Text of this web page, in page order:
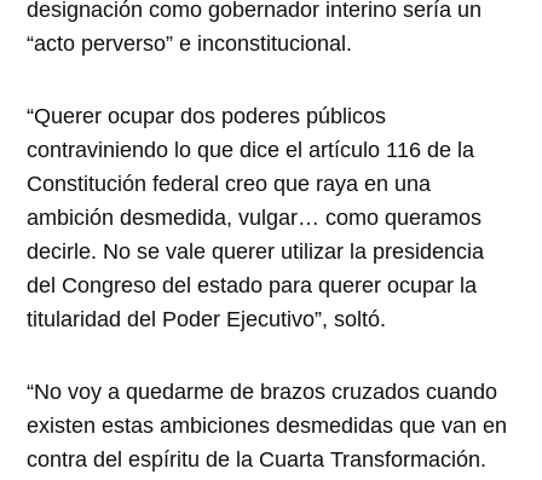
designación como gobernador interino sería un
“acto perverso” e inconstitucional.
“Querer ocupar dos poderes públicos
contraviniendo lo que dice el artículo 116 de la
Constitución federal creo que raya en una
ambición desmedida, vulgar… como queramos
decirle. No se vale querer utilizar la presidencia
del Congreso del estado para querer ocupar la
titularidad del Poder Ejecutivo”, soltó.
“No voy a quedarme de brazos cruzados cuando
existen estas ambiciones desmedidas que van en
contra del espíritu de la Cuarta Transformación.